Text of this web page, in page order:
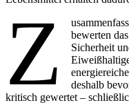
Z
bewerten
Sicherheit
deshalb
kritisch gewertet –